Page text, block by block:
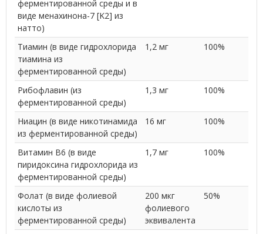
ферментированной среды и в
виде менахинона-7 [K2] из
натто)
Тиамин (в виде гидрохлорида
тиамина из
ферментированной среды)
1,2 мг 100%
Рибофлавин (из
ферментированной среды)
1,3 мг 100%
Ниацин (в виде никотинамида
из ферментированной среды)
16 мг 100%
Витамин В6 (в виде
пиридоксина гидрохлорида из
ферментированной среды)
1,7 мг 100%
Фолат (в виде фолиевой
кислоты из
ферментированной среды)
200 мкг
фолиевого
эквивалента
50%